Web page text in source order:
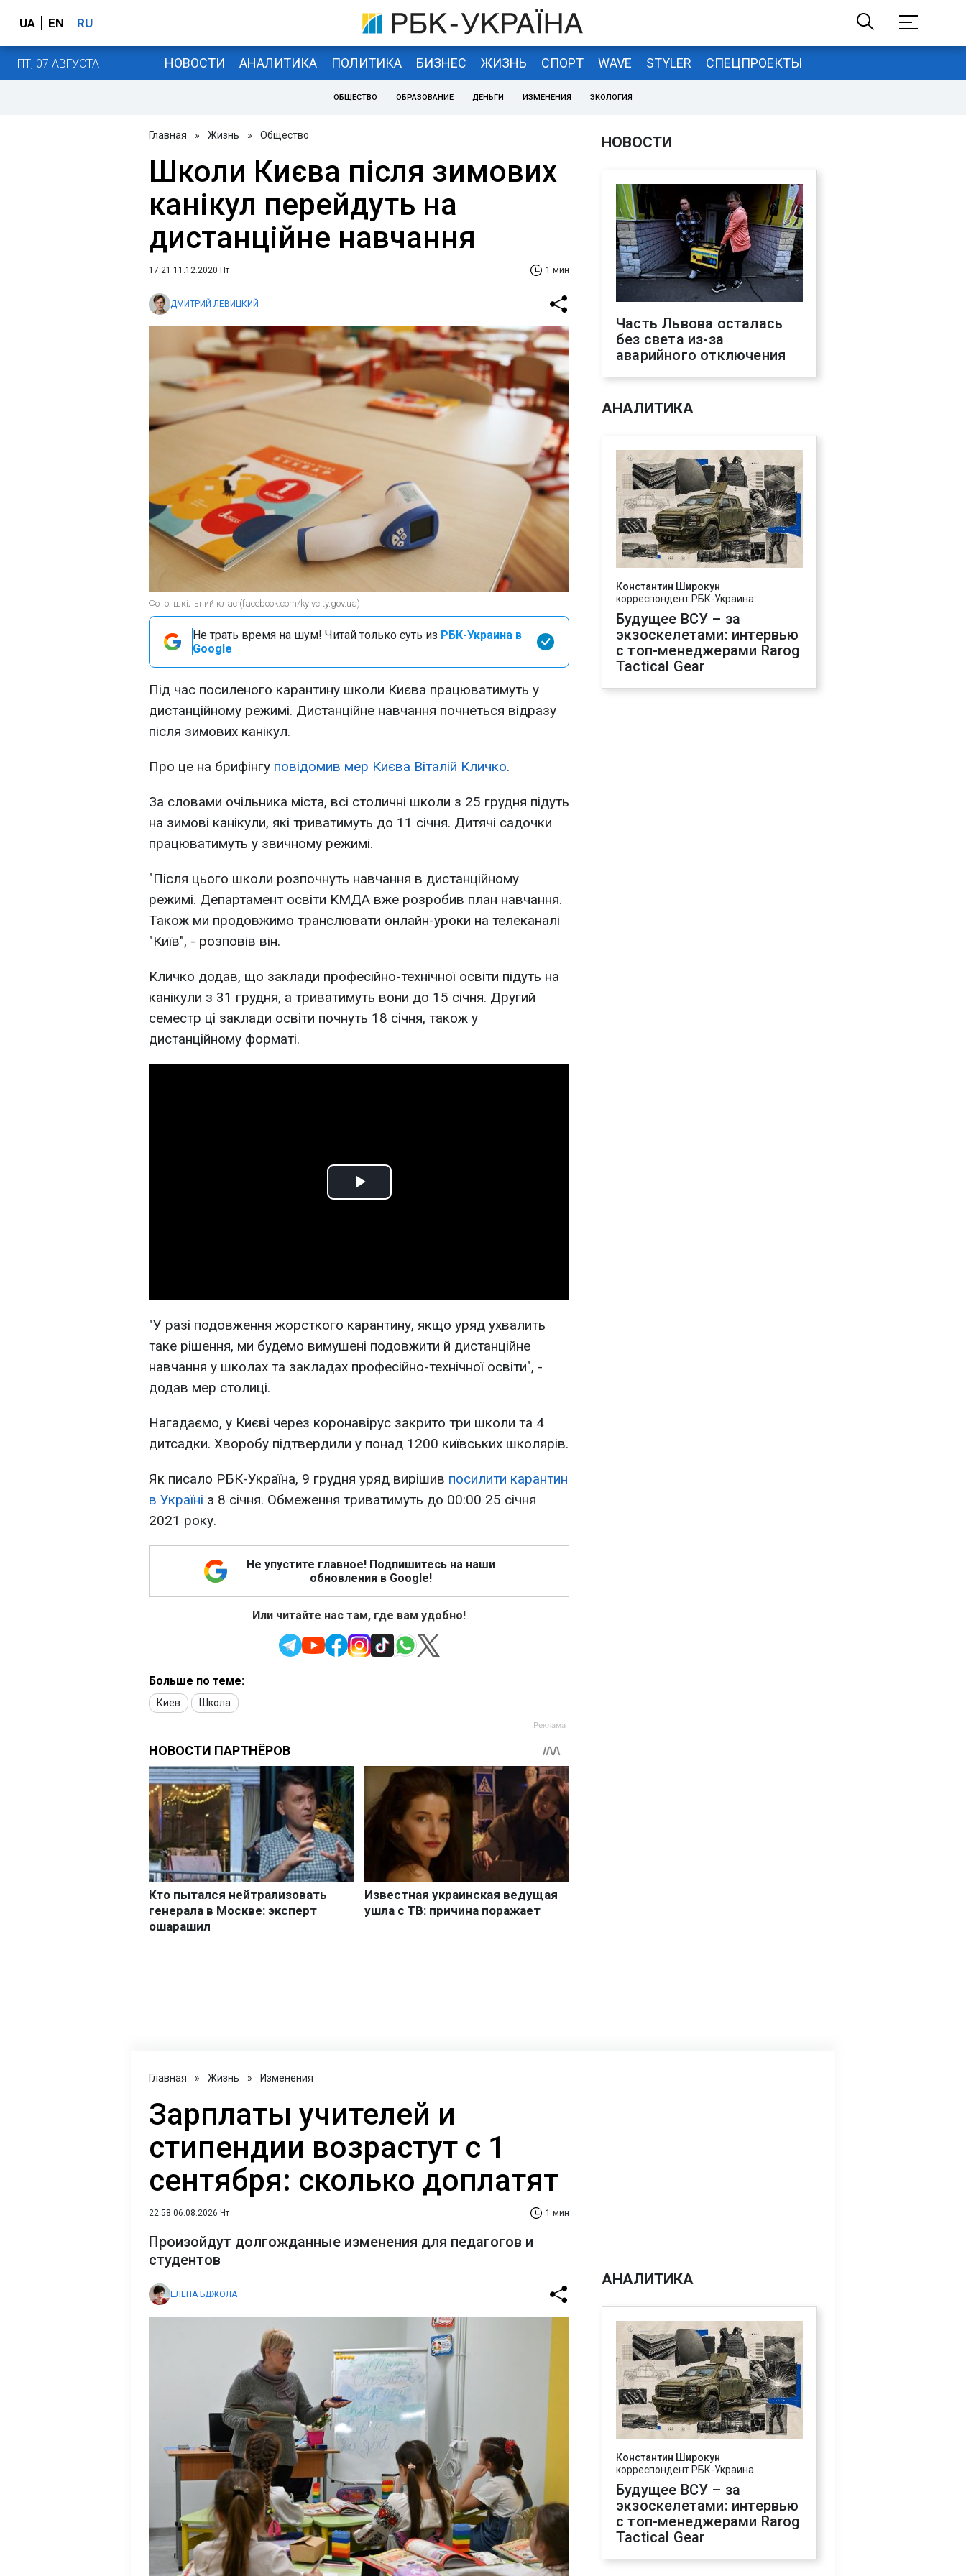
UA EN RU
ПТ, 07 АВГУСТА НОВОСТИ АНАЛИТИКА ПОЛИТИКА БИЗНЕС ЖИЗНЬ СПОРТ WAVE STYLER СПЕЦПРОЕКТЫ
ОБЩЕСТВО ОБРАЗОВАНИЕ ДЕНЬГИ ИЗМЕНЕНИЯ ЭКОЛОГИЯ
Главная » Жизнь » Общество
Школи Києва після зимових
канікул перейдуть на
дистанційне навчання
17:21 11.12.2020 Пт 1 мин
ДМИТРИЙ ЛЕВИЦКИЙ
Фото: шкільний клас (facebook.com/kyivcity.gov.ua)
Не трать время на шум! Читай только суть из РБК-Украина в
Google
Під час посиленого карантину школи Києва працюватимуть у
дистанційному режимі. Дистанційне навчання почнеться відразу
після зимових канікул.
Про це на брифінгу повідомив мер Києва Віталій Кличко.
За словами очільника міста, всі столичні школи з 25 грудня підуть
на зимові канікули, які триватимуть до 11 січня. Дитячі садочки
працюватимуть у звичному режимі.
"Після цього школи розпочнуть навчання в дистанційному
режимі. Департамент освіти КМДА вже розробив план навчання.
Також ми продовжимо транслювати онлайн-уроки на телеканалі
"Київ", - розповів він.
Кличко додав, що заклади професійно-технічної освіти підуть на
канікули з 31 грудня, а триватимуть вони до 15 січня. Другий
семестр ці заклади освіти почнуть 18 січня, також у
дистанційному форматі.
Play
"У разі подовження жорсткого карантину, якщо уряд ухвалить
таке рішення, ми будемо вимушені подовжити й дистанційне
навчання у школах та закладах професійно-технічної освіти", -
додав мер столиці.
Нагадаємо, у Києві через коронавірус закрито три школи та 4
дитсадки. Хворобу підтвердили у понад 1200 київських школярів.
Як писало РБК-Україна, 9 грудня уряд вирішив посилити карантин
в Україні з 8 січня. Обмеження триватимуть до 00:00 25 січня
2021 року.
Не упустите главное! Подпишитесь на наши
обновления в Google!
Или читайте нас там, где вам удобно!
Больше по теме:
Киев Школа
НОВОСТИ
Часть Львова осталась
без света из-за
аварийного отключения
АНАЛИТИКА
Константин Широкун
корреспондент РБК-Украина
Будущее ВСУ – за
экзоскелетами: интервью
с топ-менеджерами Rarog
Tactical Gear
Главная » Жизнь » Изменения
Зарплаты учителей и
стипендии возрастут с 1
сентября: сколько доплатят
22:58 06.08.2026 Чт 1 мин
Произойдут долгожданные изменения для педагогов и
студентов
ЕЛЕНА БДЖОЛА
АНАЛИТИКА
Константин Широкун
корреспондент РБК-Украина
Будущее ВСУ – за
экзоскелетами: интервью
с топ-менеджерами Rarog
Tactical Gear